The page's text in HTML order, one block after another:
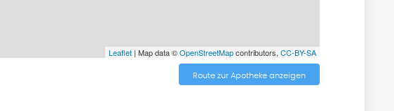
Leaflet| Map data ©OpenStreetMapcontributors, CC-BY-SA
Route zur Apotheke anzeigen